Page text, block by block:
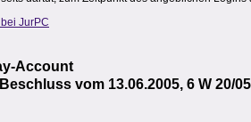
JurPC
Account
vom 13.06.2005, 6 W 20/05